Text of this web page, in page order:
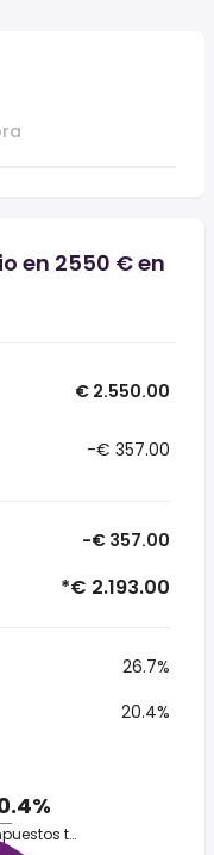
en 2550 € en
€ 2.550.00
-€ 357.00
-€ 357.00
*€ 2.193.00
26.7%
20.4%
Impuestos totales